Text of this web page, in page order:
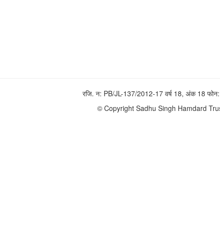
रजि. न: PB/JL-137/2012-17 वर्ष 18, अंक 18
© Copyright Sadhu Singh Hamdard